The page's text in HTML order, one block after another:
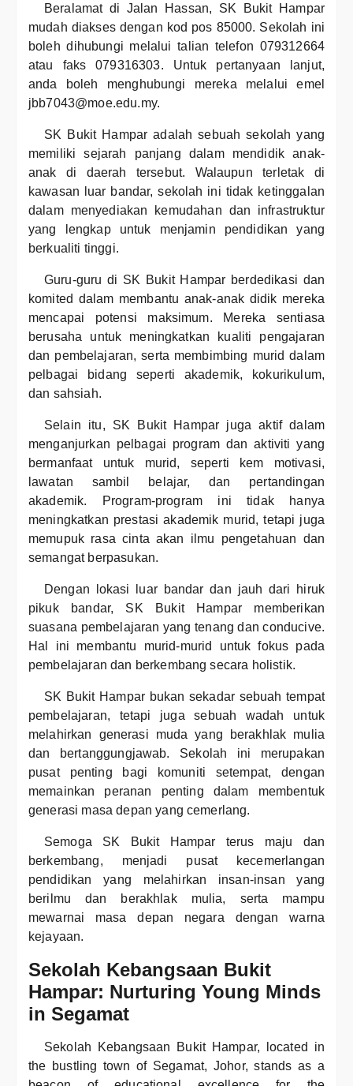
Beralamat di Jalan Hassan, SK Bukit Hampar
mudah diakses dengan kod pos 85000. Sekolah ini
boleh dihubungi melalui talian telefon 079312664
atau faks 079316303. Untuk pertanyaan lanjut,
anda boleh menghubungi mereka melalui emel
jbb7043@moe.edu.my.
SK Bukit Hampar adalah sebuah sekolah yang
memiliki sejarah panjang dalam mendidik anak-
anak di daerah tersebut. Walaupun terletak di
kawasan luar bandar, sekolah ini tidak ketinggalan
dalam menyediakan kemudahan dan infrastruktur
yang lengkap untuk menjamin pendidikan yang
berkualiti tinggi.
Guru-guru di SK Bukit Hampar berdedikasi dan
komited dalam membantu anak-anak didik mereka
mencapai potensi maksimum. Mereka sentiasa
berusaha untuk meningkatkan kualiti pengajaran
dan pembelajaran, serta membimbing murid dalam
pelbagai bidang seperti akademik, kokurikulum,
dan sahsiah.
Selain itu, SK Bukit Hampar juga aktif dalam
menganjurkan pelbagai program dan aktiviti yang
bermanfaat untuk murid, seperti kem motivasi,
lawatan sambil belajar, dan pertandingan
akademik. Program-program ini tidak hanya
meningkatkan prestasi akademik murid, tetapi juga
memupuk rasa cinta akan ilmu pengetahuan dan
semangat berpasukan.
Dengan lokasi luar bandar dan jauh dari hiruk
pikuk bandar, SK Bukit Hampar memberikan
suasana pembelajaran yang tenang dan conducive.
Hal ini membantu murid-murid untuk fokus pada
pembelajaran dan berkembang secara holistik.
SK Bukit Hampar bukan sekadar sebuah tempat
pembelajaran, tetapi juga sebuah wadah untuk
melahirkan generasi muda yang berakhlak mulia
dan bertanggungjawab. Sekolah ini merupakan
pusat penting bagi komuniti setempat, dengan
memainkan peranan penting dalam membentuk
generasi masa depan yang cemerlang.
Semoga SK Bukit Hampar terus maju dan
berkembang, menjadi pusat kecemerlangan
pendidikan yang melahirkan insan-insan yang
berilmu dan berakhlak mulia, serta mampu
mewarnai masa depan negara dengan warna
kejayaan.
Sekolah Kebangsaan Bukit
Hampar: Nurturing Young Minds
in Segamat
Sekolah Kebangsaan Bukit Hampar, located in
the bustling town of Segamat, Johor, stands as a